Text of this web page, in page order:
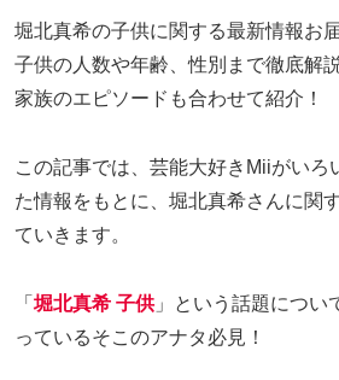
堀北真希の子供に関する最新情報お届
子供の人数や年齢、性別まで徹底解説
家族のエピソードも合わせて紹介！
この記事では、芸能大好きMiiがいろ
た情報をもとに、堀北真希さんに関
ていきます。
「 堀北真希 子供」という話題につい
っているそこのアナタ必見！